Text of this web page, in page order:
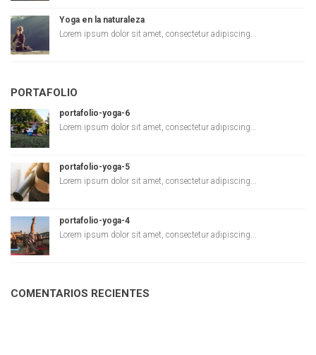
Yoga en la naturaleza
Lorem ipsum dolor sit amet, consectetur adipiscing...
PORTAFOLIO
portafolio-yoga-6
Lorem ipsum dolor sit amet, consectetur adipiscing...
portafolio-yoga-5
Lorem ipsum dolor sit amet, consectetur adipiscing...
portafolio-yoga-4
Lorem ipsum dolor sit amet, consectetur adipiscing...
COMENTARIOS RECIENTES